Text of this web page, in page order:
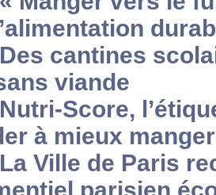
Des cantines
viande
Nutri-Score,
à mieux
La Ville de Paris